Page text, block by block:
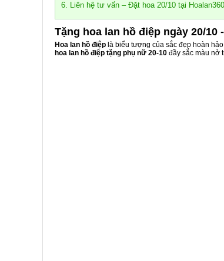
6. Liên hệ tư vấn – Đặt hoa 20/10 tại Hoalan360
Tặng hoa lan hồ điệp ngày 20/10
Hoa lan hồ điệp là biểu tượng của sắc đẹp hoàn
hoa lan hồ điệp tặng phụ nữ 20-10 đầy sắc màu nở